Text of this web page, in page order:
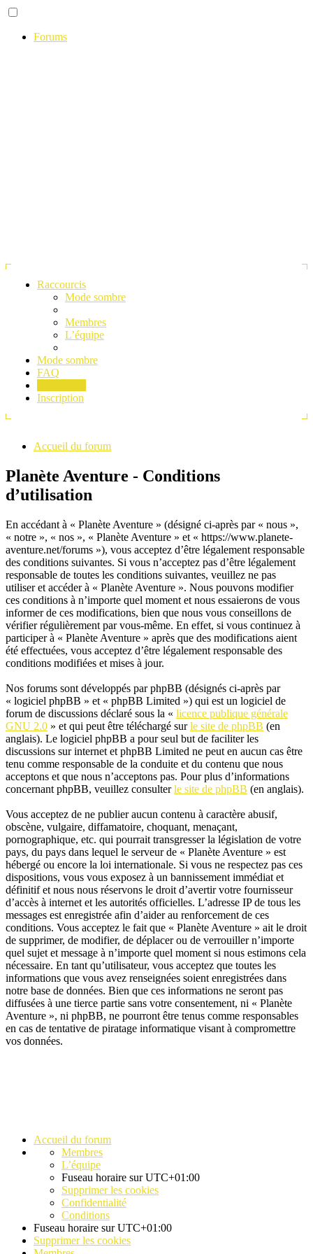
Forums
Raccourcis
Mode sombre
Membres
L’équipe
Mode sombre
FAQ
Inscription
Accueil du forum
Planète Aventure - Conditions
d’utilisation
En accédant à « Planète Aventure » (désigné ci-après par « nous »,
« notre », « nos », « Planète Aventure » et « https://www.planete-
aventure.net/forums »), vous acceptez d’être légalement responsable
des conditions suivantes. Si vous n’acceptez pas d’être légalement
responsable de toutes les conditions suivantes, veuillez ne pas
utiliser et accéder à « Planète Aventure ». Nous pouvons modifier
ces conditions à n’importe quel moment et nous essaierons de vous
informer de ces modifications, bien que nous vous conseillons de
vérifier régulièrement par vous-même. En effet, si vous continuez à
participer à « Planète Aventure » après que des modifications aient
été effectuées, vous acceptez d’être légalement responsable des
conditions modifiées et mises à jour.
Nos forums sont développés par phpBB (désignés ci-après par
« logiciel phpBB » et « phpBB Limited ») qui est un logiciel de
forum de discussions déclaré sous la « licence publique générale
GNU 2.0 » et qui peut être téléchargé surle site de phpBB (en
anglais). Le logiciel phpBB a pour seul but de faciliter les
discussions sur internet et phpBB Limited ne peut en aucun cas être
tenu comme responsable de la conduite et du contenu que nous
acceptons et que nous n’acceptons pas. Pour plus d’informations
concernant phpBB, veuillez consulterle site de phpBB (en anglais).
Vous acceptez de ne publier aucun contenu à caractère abusif,
obscène, vulgaire, diffamatoire, choquant, menaçant,
pornographique, etc. qui pourrait transgresser la législation de votre
pays, du pays dans lequel le serveur de « Planète Aventure » est
hébergé ou encore la loi internationale. Si vous ne respectez pas ces
dispositions, vous vous exposez à un bannissement immédiat et
définitif et nous nous réservons le droit d’avertir votre fournisseur
d’accès à internet et les autorités officielles. L’adresse IP de tous les
messages est enregistrée afin d’aider au renforcement de ces
conditions. Vous acceptez le fait que « Planète Aventure » ait le droit
de supprimer, de modifier, de déplacer ou de verrouiller n’importe
quel sujet et message à n’importe quel moment si nous estimons cela
nécessaire. En tant qu’utilisateur, vous acceptez que toutes les
informations que vous avez renseignées soient enregistrées dans
notre base de données. Bien que ces informations ne seront pas
diffusées à une tierce partie sans votre consentement, ni « Planète
Aventure », ni phpBB, ne pourront être tenus comme responsables
en cas de tentative de piratage informatique visant à compromettre
vos données.
Accueil du forum
Membres
L’équipe
Fuseau horaire surUTC+01:00
Supprimer les cookies
Confidentialité
Conditions
Fuseau horaire surUTC+01:00
Supprimer les cookies